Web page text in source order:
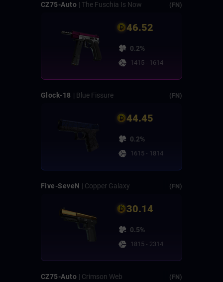
CZ75-Auto | The Fuschia Is Now (FN)
46.52
0.2%
1415 - 1614
Glock-18 | Blue Fissure (FN)
44.45
0.2%
1615 - 1814
Five-SeveN | Copper Galaxy (FN)
30.14
0.5%
1815 - 2314
CZ75-Auto | Crimson Web (FN)